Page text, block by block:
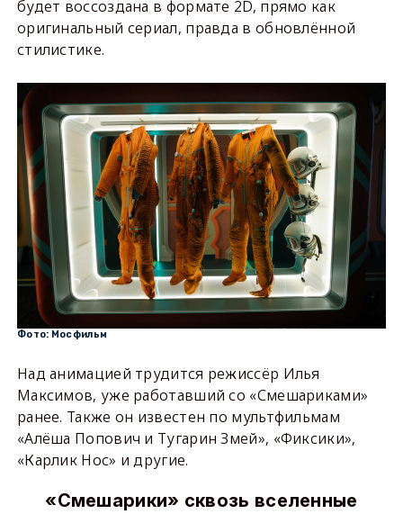
будет воссоздана в формате 2D, прямо как
оригинальный сериал, правда в обновлённой
стилистике.
Фото: Мосфильм
Над анимацией трудится режиссёр Илья
Максимов, уже работавший со «Смешариками»
ранее. Также он известен по мультфильмам
«Алёша Попович и Тугарин Змей», «Фиксики»,
«Карлик Нос» и другие.
«Смешарики» сквозь вселенные